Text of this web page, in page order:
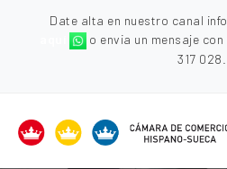
Date alta en nuestro canal
o envia un mensaje con
317 028.